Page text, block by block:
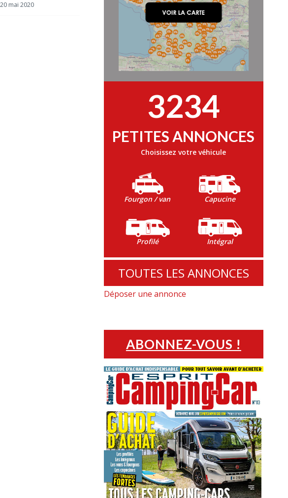
20 mai 2020
3234
PETITES ANNONCES
Choisissez votre véhicule
Fourgon / van Capucine
Profilé Intégral
TOUTES LES ANNONCES
Déposer une annonce
ABONNEZ-VOUS !